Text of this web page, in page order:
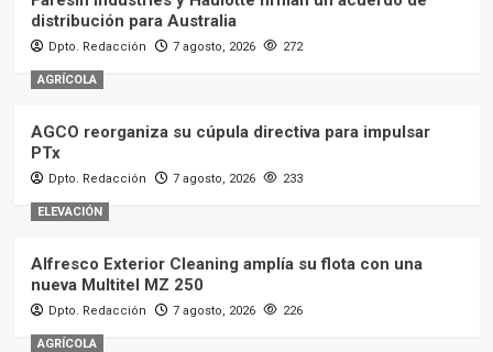
distribución para Australia
Dpto. Redacción 7 agosto, 2026 272
AGRÍCOLA
AGCO reorganiza su cúpula directiva para impulsar
PTx
Dpto. Redacción 7 agosto, 2026 233
ELEVACIÓN
Alfresco Exterior Cleaning amplía su flota con una
nueva Multitel MZ 250
Dpto. Redacción 7 agosto, 2026 226
AGRÍCOLA